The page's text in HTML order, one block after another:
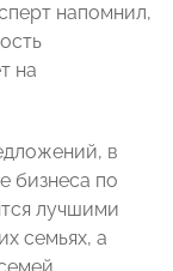
напомнил,
на
в
бизнеса по
лучшими
семьях, а